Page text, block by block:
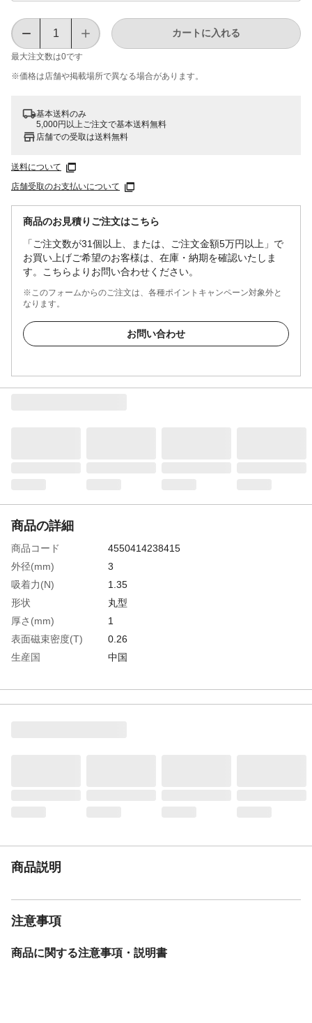
最大注文数は0です
カートに入れる
※価格は​店舗や​掲載場所で​異なる​場合が​あります。
基本送料のみ
5,000円以上ご注文で基本送料無料
店舗での受取は送料無料
送料について
店舗受取のお支払いについて
商品のお見積りご注文はこちら
「ご注文数が31個以上、または、ご注文金額5万円以上」で
お買い上げご希望のお客様は、在庫・納期を確認いたしま
す。こちらよりお問い合わせください。
※このフォームからのご注文は、各種ポイントキャンペーン対象外と
なります。
お問い合わせ
商品の詳細
商品コード
4550414238415
外径(mm)
3
吸着力(N)
1.35
形状
丸型
厚さ(mm)
1
表面磁束密度(T)
0.26
生産国
中国
材質1
マグネット:ネオジム磁石
商品説明
注意事項
商品に関する注意事項・説明書